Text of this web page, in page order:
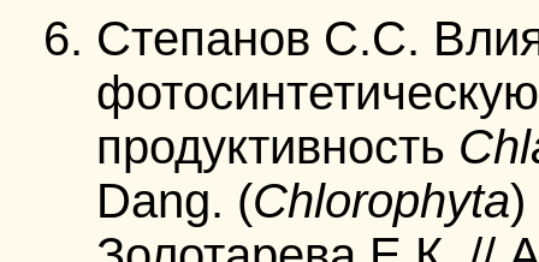
Степанов С.С.
продуктивность
Dang. (Chlorophyta)